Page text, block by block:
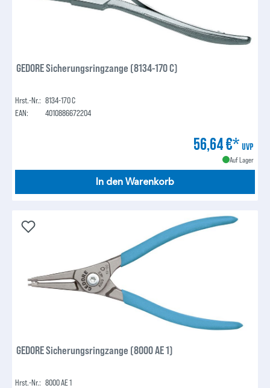
GEDORE Sicherungsringzange (8134-170 C)
Hrst.-Nr.: 8134-170 C
EAN:
4010886672204
56,64 €* UVP
Auf Lager
In den Warenkorb
GEDORE Sicherungsringzange (8000 AE 1)
Hrst.-Nr.: 8000 AE 1